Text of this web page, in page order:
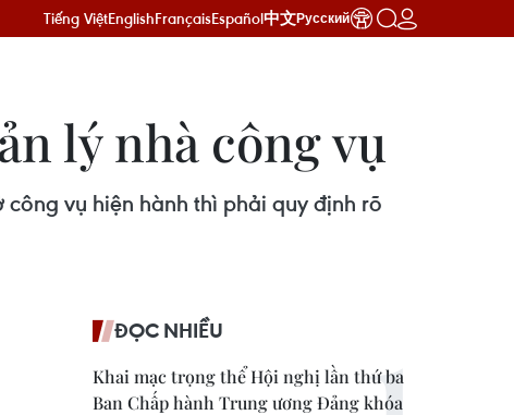
Tiếng ViệtEnglishFrançaisEspañol中文Русский
lý nhà công vụ
vụ hiện hành thì phải quy định rõ
ĐỌC NHIỀU
Khai mạc trọng thể Hội nghị lần thứ ba
Ban Chấp hành Trung ương Đảng khóa